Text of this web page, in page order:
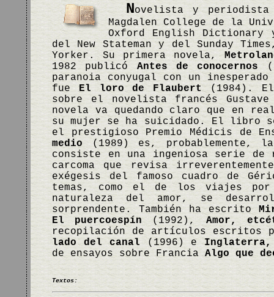
Novelista y
Magdalen College de la
Oxford English Dictionary
del New Stateman y del Sunday
Yorker. Su primera novela,
1982 publicó Antes de conocernos
paranoia conyugal con un
fueEl loro de Flaubert(1984). El
sobre el novelista francés
novela va quedando claro que en
su mujer se ha suicidado. El libro
el prestigioso Premio Médicis de
medio (1989) es, probablemente,
consiste en una ingeniosa serie
carcoma que revisa
exégesis del famoso cuadro de
temas, como el de los viajes
naturaleza del amor, se
sorprendente. También ha escrito
El puercoespín(1992),Amor,
recopilación de artículos escritos
lado del canal (1996) e
de ensayos sobre FranciaAlgo que
Textos: